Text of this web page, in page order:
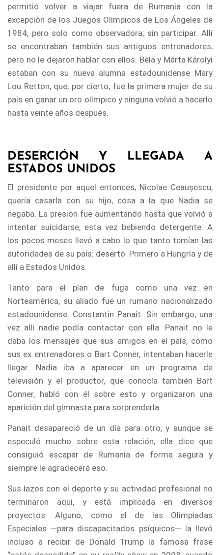
permitió volver a viajar fuera de Rumanía con la
excepción de los Juegos Olímpicos de Los Ángeles de
1984, pero solo como observadora; sin participar. Allí
se encontraban también sus antiguos entrenadores,
pero no le dejaron hablar con ellos. Béla y Márta Károlyi
estaban con su nueva alumna estadounidense Mary
Lou Retton, que, por cierto, fue la primera mujer de su
país en ganar un oro olímpico y ninguna volvió a hacerlo
hasta veinte años después.
DESERCIÓN Y LLEGADA A
ESTADOS UNIDOS
El presidente por aquel entonces, Nicolae Ceaușescu,
quería casarla con su hijo, cosa a la que Nadia se
negaba. La presión fue aumentando hasta que volvió a
intentar suicidarse, esta vez bebiendo detergente. A
los pocos meses llevó a cabo lo que tanto temían las
autoridades de su país: desertó. Primero a Hungría y de
allí a Estados Unidos.
Tanto para el plan de fuga como una vez en
Norteamérica, su aliado fue un rumano nacionalizado
estadounidense: Constantin Panait. Sin embargo, una
vez allí nadie podía contactar con ella. Panait no le
daba los mensajes que sus amigos en el país, como
sus ex entrenadores o Bart Conner, intentaban hacerle
llegar. Nadia iba a aparecer en un programa de
televisión y el productor, que conocía también Bart
Conner, habló con él sobre esto y organizaron una
aparición del gimnasta para sorprenderla.
Panait desapareció de un día para otro, y aunque se
especuló mucho sobre esta relación, ella dice que
consiguió escapar de Rumanía de forma segura y
siempre le agradecerá eso.
Sus lazos con el deporte y su actividad profesional no
terminaron aquí, y está implicada en diversos
proyectos. Alguno, como el de las Olimpiadas
Especiales —para discapacitados psíquicos— la llevó
incluso a recibir de Donald Trump la famosa frase